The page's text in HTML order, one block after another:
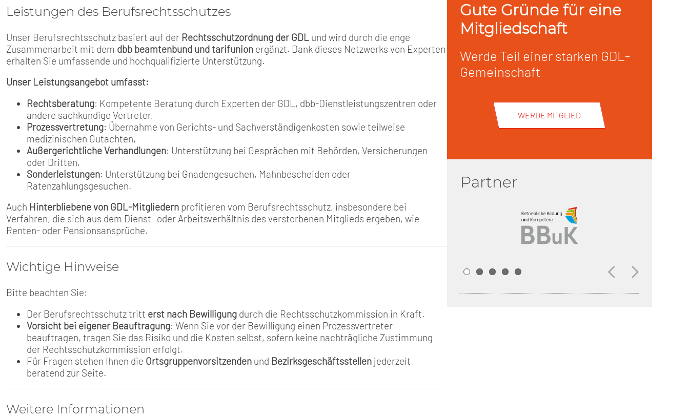
Leistungen des Berufsrechtsschutzes
Unser Berufsrechtsschutz basiert auf der Rechtsschutzordnung der GDL und wird durch die enge
Zusammenarbeit mit dem dbb beamtenbund und tarifunion ergänzt. Dank dieses Netzwerks von Experten
erhalten Sie umfassende und hochqualifizierte Unterstützung.
Unser Leistungsangebot umfasst:
Rechtsberatung: Kompetente Beratung durch Experten der GDL, dbb-Dienstleistungszentren oder
andere sachkundige Vertreter,
Prozessvertretung: Übernahme von Gerichts- und Sachverständigenkosten sowie teilweise
medizinischen Gutachten,
Außergerichtliche Verhandlungen: Unterstützung bei Gesprächen mit Behörden, Versicherungen
oder Dritten,
Sonderleistungen: Unterstützung bei Gnadengesuchen, Mahnbescheiden oder
Ratenzahlungsgesuchen.
Auch Hinterbliebene von GDL-Mitgliedern profitieren vom Berufsrechtsschutz, insbesondere bei
Verfahren, die sich aus dem Dienst- oder Arbeitsverhältnis des verstorbenen Mitglieds ergeben, wie
Renten- oder Pensionsansprüche.
Wichtige Hinweise
Bitte beachten Sie:
Der Berufsrechtsschutz tritt erst nach Bewilligung durch die Rechtsschutzkommission in Kraft.
Vorsicht bei eigener Beauftragung: Wenn Sie vor der Bewilligung einen Prozessvertreter
beauftragen, tragen Sie das Risiko und die Kosten selbst, sofern keine nachträgliche Zustimmung
der Rechtsschutzkommission erfolgt.
Für Fragen stehen Ihnen die Ortsgruppenvorsitzenden und Bezirksgeschäftsstellen jederzeit
beratend zur Seite.
Weitere Informationen
Gute Gründe für eine
Mitgliedschaft
Werde Teil einer starken GDL-
Gemeinschaft
WERDE MITGLIED
Partner